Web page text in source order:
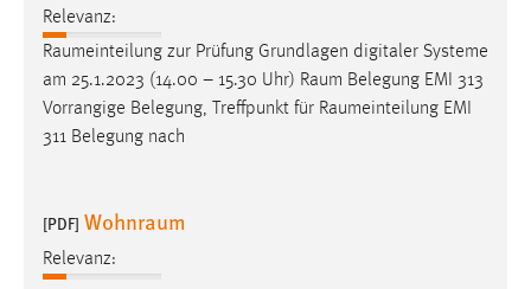
Relevanz:
Raumeinteilung zur Prüfung Grundlagen digitaler Systeme
am 25.1.2023 (14.00 – 15.30 Uhr) Raum Belegung EMI 313
Vorrangige Belegung, Treffpunkt für Raumeinteilung EMI
311 Belegung nach
[PDF] Wohnraum
Relevanz:
unsere Besucher unsere Website nutzen.
Matomo
Name:
_pk_ref, _pk_cvar, _pk_id, _pk_ses
Zugriffsstatistik
Cookie Laufzeit:
Max. 13 Monate